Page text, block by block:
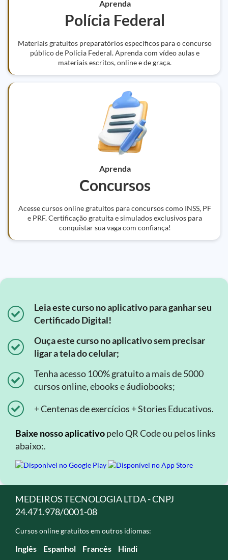
Aprenda
Polícia Federal
Materiais gratuitos preparatórios específicos para o concurso
público de Polícia Federal. Aprenda com vídeo aulas e
materiais escritos, online e de graça.
Aprenda
Concursos
Acesse cursos online gratuitos para concursos como INSS, PF
e PRF. Certificação gratuita e simulados exclusivos para
conquistar sua vaga com confiança!
Leia este curso no aplicativo para ganhar seu
Certificado Digital!
Ouça este curso no aplicativo sem precisar
ligar a tela do celular;
Tenha acesso 100% gratuito a mais de 5000
cursos online, ebooks e áudiobooks;
+ Centenas de exercícios + Stories Educativos.
Baixe nosso aplicativopelo QR Code ou pelos links
abaixo:.
MEDEIROS TECNOLOGIA LTDA - CNPJ
24.471.978/0001-08
Cursos online gratuitos em outros idiomas:
Inglês Espanhol Francês Hindi